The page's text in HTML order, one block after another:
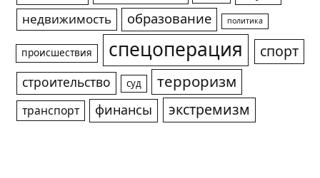
недвижимость
образование политика
происшествия спецоперация спорт
строительство суд терроризм
транспорт финансы экстремизм